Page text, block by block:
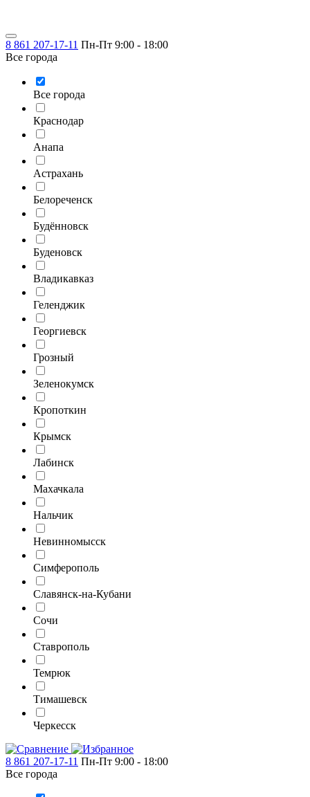
8 861 207-17-11 Пн-Пт 9:00 - 18:00
Все города
Все города
Краснодар
Анапа
Астрахань
Белореченск
Будённовск
Буденовск
Владикавказ
Геленджик
Георгиевск
Грозный
Зеленокумск
Кропоткин
Крымск
Лабинск
Махачкала
Нальчик
Невинномысск
Симферополь
Славянск-на-Кубани
Сочи
Ставрополь
Темрюк
Тимашевск
Черкесск
8 861 207-17-11 Пн-Пт 9:00 - 18:00
Все города